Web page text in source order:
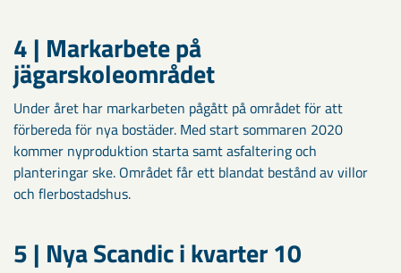
4 | Markarbete på
jägarskoleområdet
Under året har markarbeten pågått på området för att
förbereda för nya bostäder. Med start sommaren 2020
kommer nyproduktion starta samt asfaltering och
planteringar ske. Området får ett blandat bestånd av villor
och flerbostadshus.
5 | Nya Scandic i kvarter 10